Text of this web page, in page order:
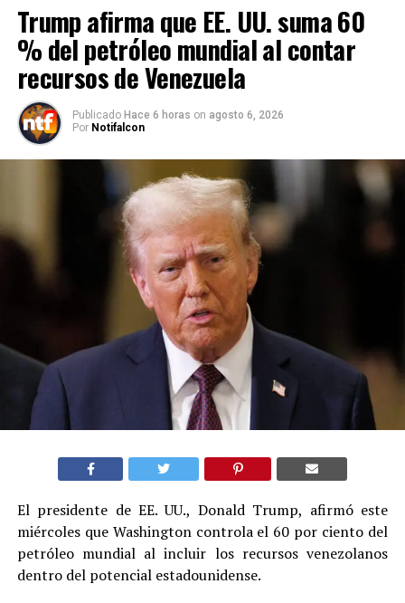
Trump afirma que EE. UU. suma 60
% del petróleo mundial al contar
recursos de Venezuela
Publicado Hace 6 horas on agosto 6, 2026
Por Notifalcon
El presidente de EE. UU., Donald Trump, afirmó este
miércoles que Washington controla el 60 por ciento del
petróleo mundial al incluir los recursos venezolanos
dentro del potencial estadounidense.